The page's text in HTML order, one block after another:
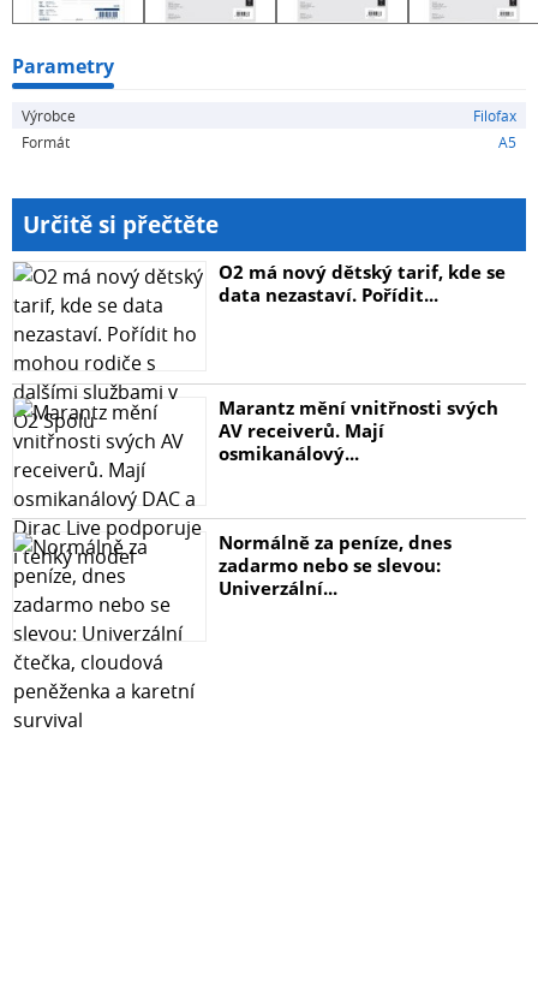
Parametry
Výrobce
Filofax
Formát
A5
Určitě si přečtěte
O2 má nový dětský tarif, kde se
data nezastaví. Pořídit...
Marantz mění vnitřnosti svých
AV receiverů. Mají
osmikanálový...
Normálně za peníze, dnes
zadarmo nebo se slevou:
Univerzální...